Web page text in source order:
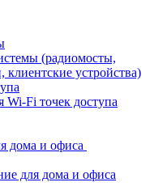
(радиомосты,
клиентские устройства)
Wi-Fi точек доступа
дома и офиса
для дома и офиса